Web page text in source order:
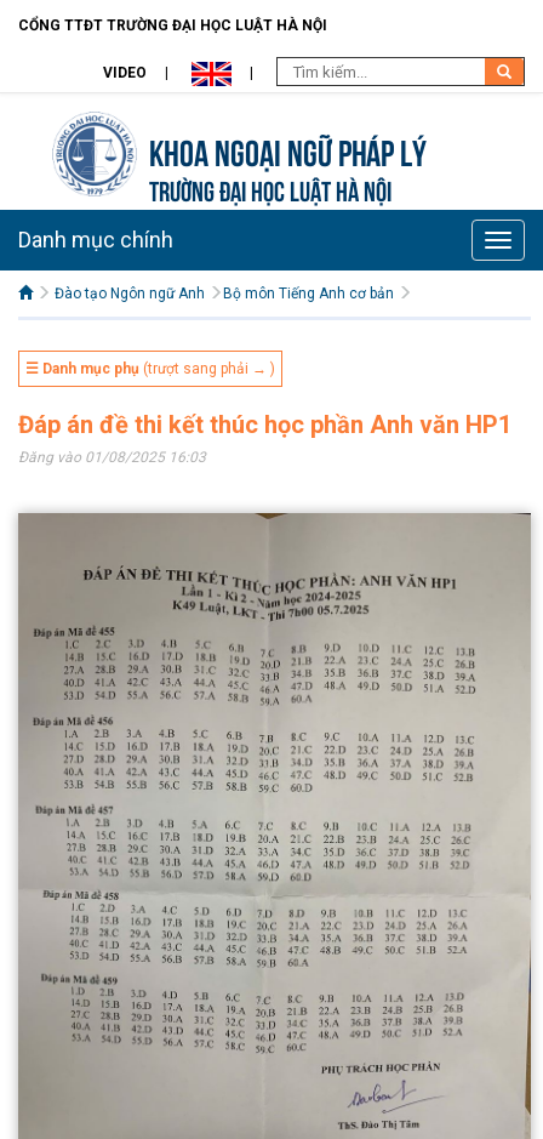
CỔNG TTĐT TRƯỜNG ĐẠI HỌC LUẬT HÀ NỘI
VIDEO
Khoa Ngoại ngữ pháp lý
TRƯỜNG ĐẠI HỌC LUẬT HÀ NỘI
Toggle
Danh mục chính
Đào tạo Ngôn ngữ Anh Bộ môn Tiếng Anh cơ bản
☰ Danh mục phụ (trượt sang phải → )
Đáp án đề thi kết thúc học phần Anh văn HP1
Đăng vào 01/08/2025 16:03